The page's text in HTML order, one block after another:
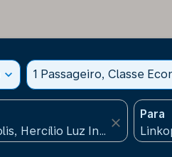
expand_more 1 Passageiro, Classe
close
Para